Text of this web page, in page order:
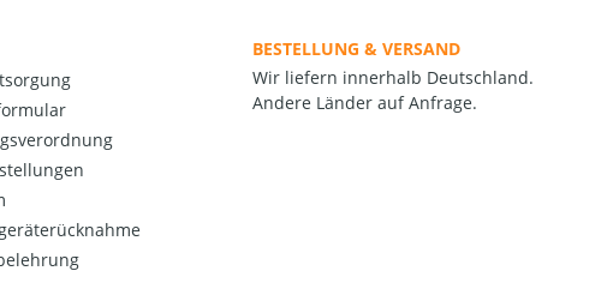
BESTELLUNG & VERSAND
Wir liefern innerhalb Deutschland.
Andere Länder auf Anfrage.